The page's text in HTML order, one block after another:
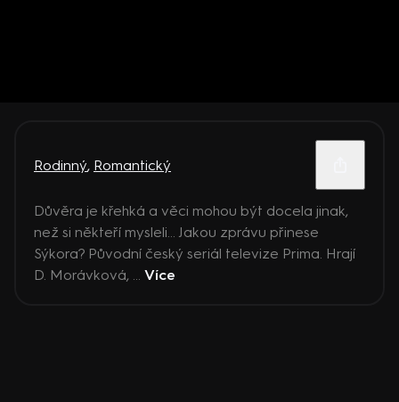
Rodinný, Romantický
Důvěra je křehká a věci mohou být docela jinak,
než si někteří mysleli... Jakou zprávu přinese
Sýkora? Původní český seriál televize Prima. Hrají
D. Morávková, ... Více